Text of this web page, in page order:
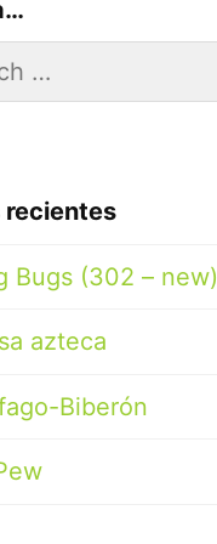
recientes
Bugs (302 – new)
azteca
Biberón